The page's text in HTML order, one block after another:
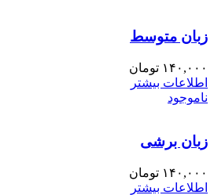
زبان متوسط
۱۴۰,۰۰۰ تومان
اطلاعات بیشتر
ناموجود
زبان برشی
۱۴۰,۰۰۰ تومان
اطلاعات بیشتر